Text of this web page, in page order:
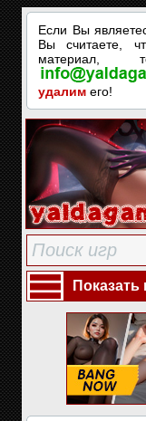
Если Вы
Вы считаете,
удалим его!